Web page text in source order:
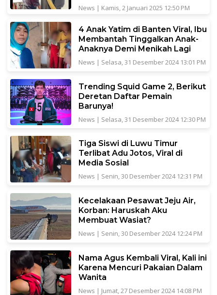
News | Kamis, 2 Januari 2025 12:50 PM
4 Anak Yatim di Banten Viral, Ibu
Membantah Tinggalkan Anak-
Anaknya Demi Menikah Lagi
News | Selasa, 31 Desember 2024 13:01 PM
Trending Squid Game 2, Berikut
Deretan Daftar Pemain
Barunya!
News | Selasa, 31 Desember 2024 12:30 PM
Tiga Siswi di Luwu Timur
Terlibat Adu Jotos, Viral di
Media Sosial
News | Senin, 30 Desember 2024 12:31 PM
Kecelakaan Pesawat Jeju Air,
Korban: Haruskah Aku
Membuat Wasiat?
News | Senin, 30 Desember 2024 12:24 PM
Nama Agus Kembali Viral, Kali ini
Karena Mencuri Pakaian Dalam
Wanita
News | Jumat, 27 Desember 2024 14:08 PM